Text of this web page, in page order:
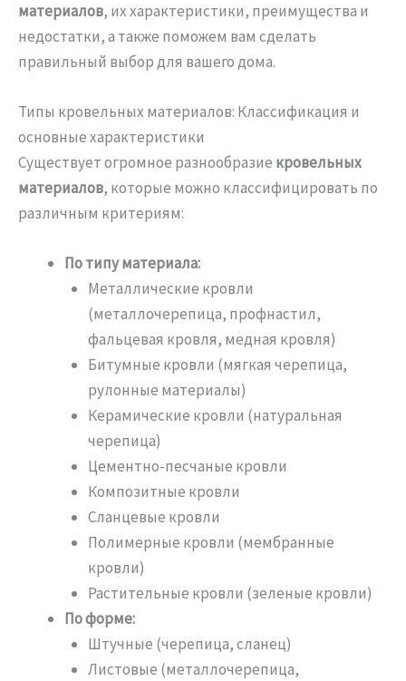
материалов, их характеристики, преимущества и
недостатки, а также поможем вам сделать
правильный выбор для вашего дома.
Типы кровельных материалов: Классификация и
основные характеристики
Существует огромное разнообразие кровельных
материалов, которые можно классифицировать по
различным критериям:
По типу материала:
Металлические кровли
(металлочерепица, профнастил,
фальцевая кровля, медная кровля)
Битумные кровли (мягкая черепица,
рулонные материалы)
Керамические кровли (натуральная
черепица)
Цементно-песчаные кровли
Композитные кровли
Сланцевые кровли
Полимерные кровли (мембранные
кровли)
Растительные кровли (зеленые кровли)
По форме:
Штучные (черепица, сланец)
Листовые (металлочерепица,